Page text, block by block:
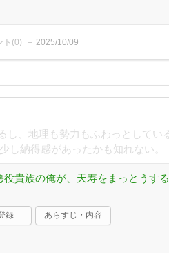
ト(0) 2025/10/09
し、地理も勢力もふわっとしてい
し納得感があったかも知れない。
役貴族の俺が、天寿をまっとうす
録 あらすじ・内容